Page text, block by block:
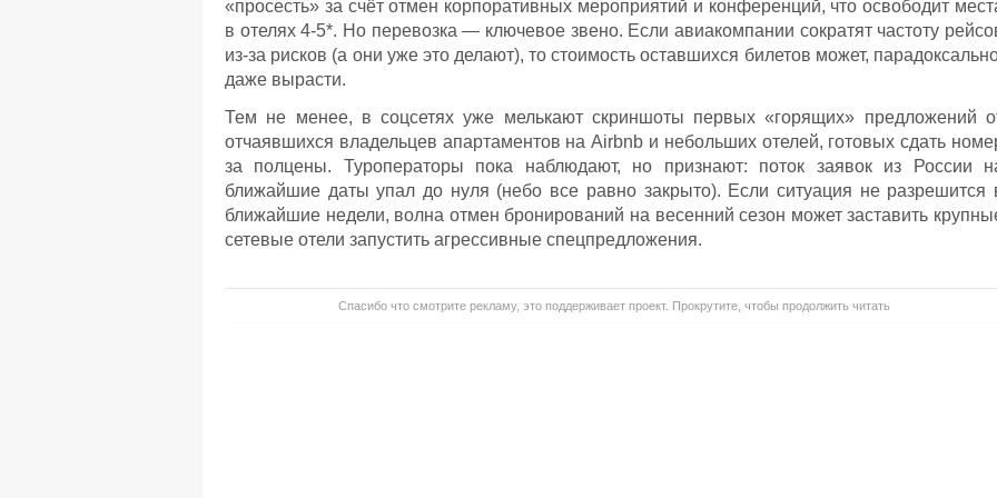
«просесть» за счёт отмен корпоративных мероприятий и конференций, что освободит
в отелях 4-5*. Но перевозка — ключевое звено. Если авиакомпании сократят частоту
из-за рисков (а они уже это делают), то стоимость оставшихся билетов может,
даже вырасти.
Тем не менее, в соцсетях уже мелькают скриншоты первых «горящих» предложений
отчаявшихся владельцев апартаментов на Airbnb и небольших отелей, готовых сдать
за полцены. Туроператоры пока наблюдают, но признают: поток заявок из России
ближайшие даты упал до нуля (небо все равно закрыто). Если ситуация не разрешится
ближайшие недели, волна отмен бронирований на весенний сезон может заставить
сетевые отели запустить агрессивные спецпредложения.
Спасибо что смотрите рекламу, это поддерживает проект. Прокрутите, чтобы продолжить читать